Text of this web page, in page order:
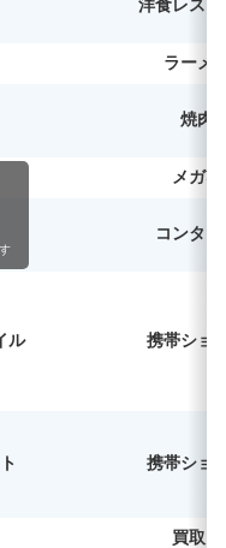
洋食レスト
ラーメ
焼肉
メガネ
コンタク
ル 携帯ショ
携帯ショ
買取り